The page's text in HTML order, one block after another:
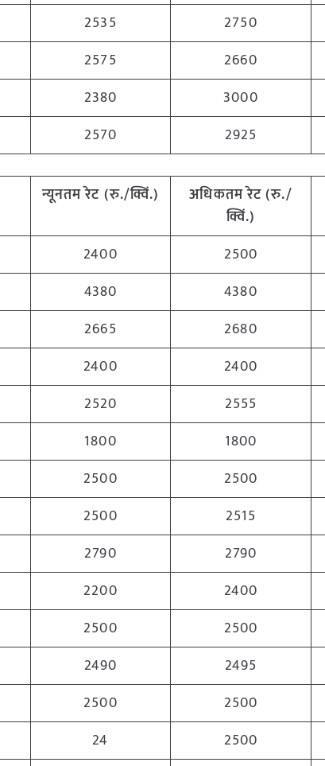
2535 2750
2575 2660
2380 3000
2570 2925
न्यूनतम रेट (रु./क्विं.)
अधिकतम रेट (रु./
क्विं.)
2400 2500
4380 4380
2665 2680
2400 2400
2520 2555
1800 1800
2500 2500
2500 2515
2790 2790
2200 2400
2500 2500
2490 2495
2500 2500
24 2500